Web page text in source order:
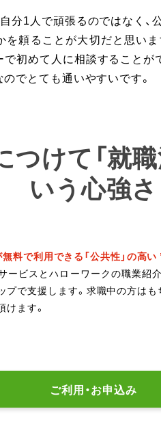
分1人で頑張るのではなく、
を頼ることが大切だと思い
初めて人に相談することが
でとても通いやすいです。
けて「就
いう心強さ
料で利用できる「公共性」の高い
ービスとハローワークの職業紹
で支援します。求職中の方はも
ます。
ご利用・お申込み